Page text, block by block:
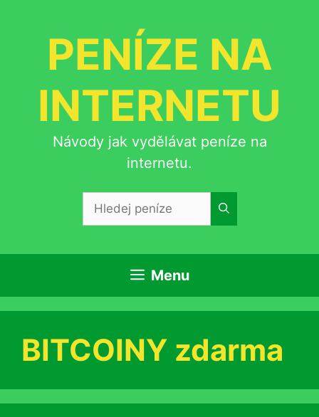
PENÍZE NA
INTERNETU
Návody jak vydělávat peníze na
internetu.
Menu
BITCOINY zdarma